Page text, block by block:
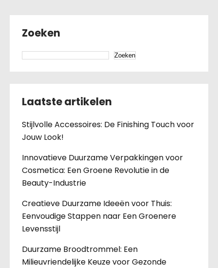
Zoeken
Zoeken
Laatste artikelen
Stijlvolle Accessoires: De Finishing Touch voor
Jouw Look!
Innovatieve Duurzame Verpakkingen voor
Cosmetica: Een Groene Revolutie in de
Beauty-Industrie
Creatieve Duurzame Ideeën voor Thuis:
Eenvoudige Stappen naar Een Groenere
Levensstijl
Duurzame Broodtrommel: Een
Milieuvriendelijke Keuze voor Gezonde